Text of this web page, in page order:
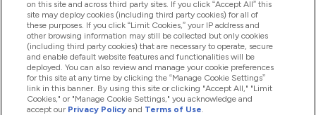
Chi Siamo
Fedeltà & Premi
2026 The Hut.com Ltd
on this site and across third party sites. If you click “Accept All” this
site may deploy cookies (including third party cookies) for all of
these purposes. If you click “Limit Cookies,” your IP address and
other browsing information may still be collected but only cookies
(including third party cookies) that are necessary to operate, secure
and enable default website features and functionalities will be
deployed. You can also review and manage your cookie preferences
for this site at any time by clicking the “Manage Cookie Settings”
link in this banner. By using this site or clicking "Accept All," "Limit
Cookies," or "Manage Cookie Settings," you acknowledge and
accept our Privacy Policy and Terms of Use.